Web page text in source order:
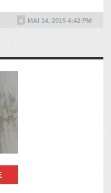
MAI 14, 2015 4:42 PM